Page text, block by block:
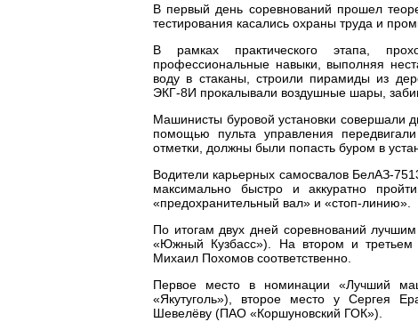
В первый день соревнований прошел
тестирования касались охраны труда и
В рамках практического этапа,
профессиональные навыки, выполняя
воду в стаканы, строили пирамиды из
ЭКГ-8И прокалывали воздушные шары,
Машинисты буровой установки совершали
помощью пульта управления
отметки, должны были попасть буром в
Водители карьерных самосвалов БелАЗ-
максимально быстро и аккуратно
«предохранительный вал» и «стоп-линию».
По итогам двух дней соревнований
«Южный Кузбасс»). На втором и третьем
Михаил Похомов соответственно.
Первое место в номинации «Лучший
«Якутуголь»), второе место у Сергея
Шевелёву (ПАО «Коршуновский ГОК»).